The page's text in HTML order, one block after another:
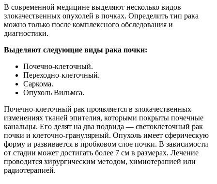
В современной медицине выделяют несколько видов
злокачественных опухолей в почках. Определить тип рака
можно только после комплексного обследования и
диагностики.
Выделяют следующие виды рака почки:
Почечно-клеточный.
Переходно-клеточный.
Саркома.
Опухоль Вильмса.
Почечно-клеточный рак проявляется в злокачественных
изменениях тканей эпителия, которыми покрыты почечные
канальцы. Его делят на два подвида — светоклеточный рак
почки и клеточно-гранулярный. Опухоль имеет сферическую
форму и развивается в пробковом слое почки. В зависимости
от стадии может достигать более 7 см в размерах. Лечение
проводится хирургическим методом, химиотерапией или
радиотерапией.